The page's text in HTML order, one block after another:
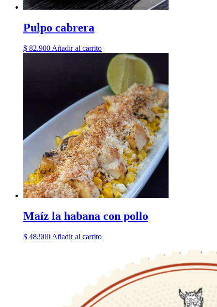
Pulpo cabrera
$ 82.900 Añadir al carrito
Maíz la habana con pollo
$ 48.900 Añadir al carrito